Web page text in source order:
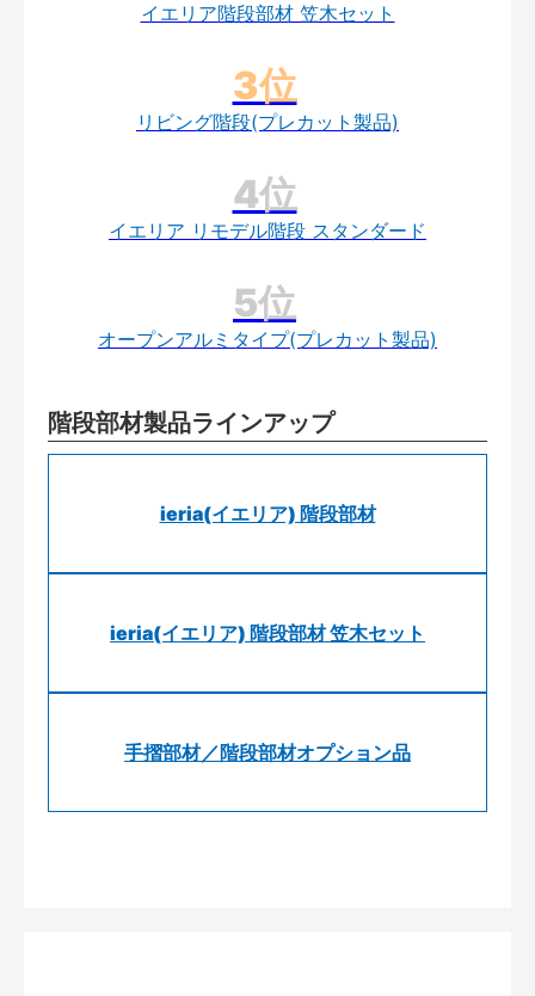
イエリア階段部材 笠木セット
リビング階段(プレカット製品)
イエリア リモデル階段 スタンダード
オープンアルミタイプ(プレカット製品)
階段部材製品ラインアップ
ieria(イエリア) 階段部材
ieria(イエリア) 階段部材 笠木セット
手摺部材／階段部材オプション品